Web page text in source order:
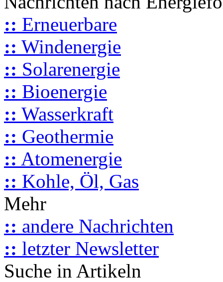
:: Erneuerbare
:: Windenergie
:: Solarenergie
:: Bioenergie
:: Wasserkraft
:: Geothermie
:: Atomenergie
:: Kohle, Öl, Gas
Mehr
:: andere Nachrichten
:: letzter Newsletter
Suche in Artikeln